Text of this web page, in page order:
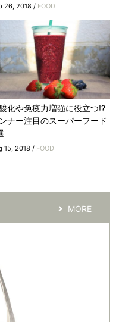
26, 2018 / FOOD
化や免疫力増強に役立つ!?
ナー注目のスーパーフード
15, 2018 / FOOD
MORE